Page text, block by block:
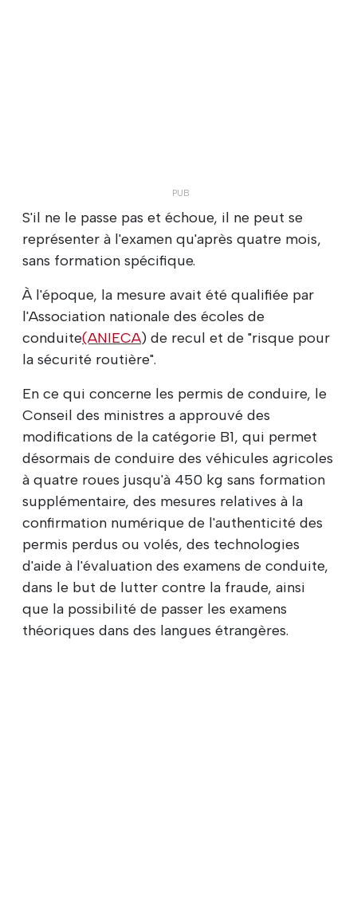
S'il ne le passe pas et échoue, il ne peut se
représenter à l'examen qu'après quatre mois,
sans formation spécifique.
À l'époque, la mesure avait été qualifiée par
l'Association nationale des écoles de
conduite(ANIECA) de recul et de "risque pour
la sécurité routière".
En ce qui concerne les permis de conduire, le
Conseil des ministres a approuvé des
modifications de la catégorie B1, qui permet
désormais de conduire des véhicules agricoles
à quatre roues jusqu'à 450 kg sans formation
supplémentaire, des mesures relatives à la
confirmation numérique de l'authenticité des
permis perdus ou volés, des technologies
d'aide à l'évaluation des examens de conduite,
dans le but de lutter contre la fraude, ainsi
que la possibilité de passer les examens
théoriques dans des langues étrangères.